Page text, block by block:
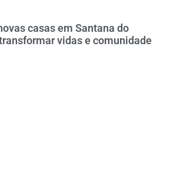
casas em Santana do
vidas e comunidade